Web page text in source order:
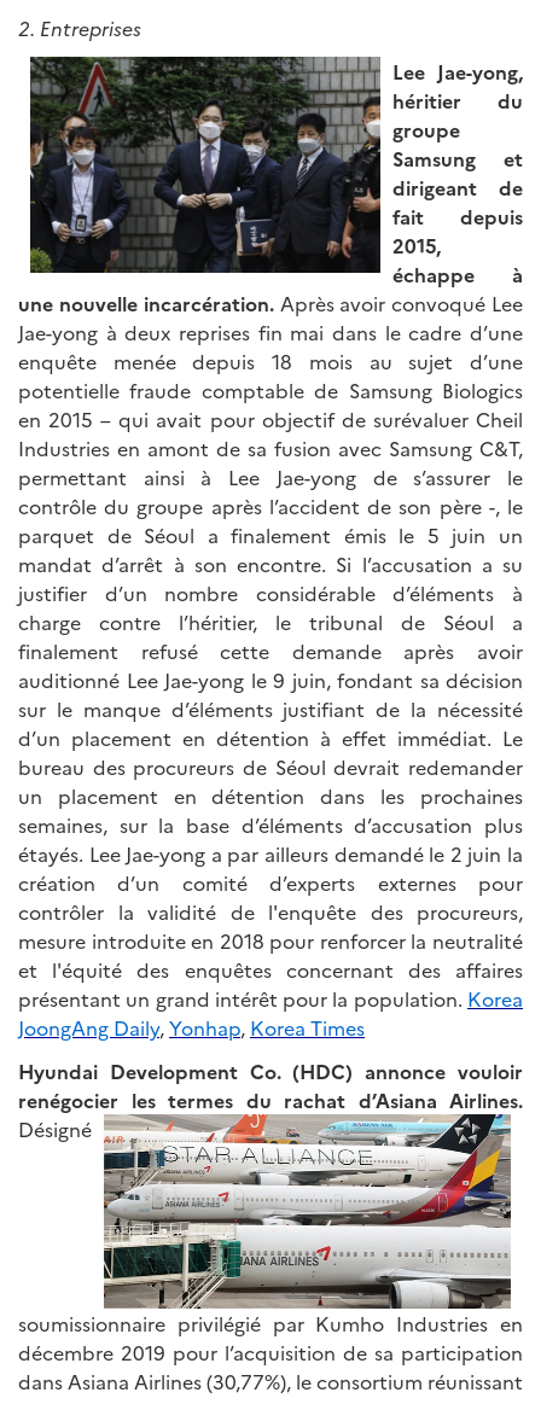
2. Entreprises
Lee Jae-yong,
héritier du
groupe
Samsung et
dirigeant de
fait depuis
2015,
échappe à
une nouvelle incarcération. Après avoir convoqué Lee
Jae-yong à deux reprises fin mai dans le cadre d’une
enquête menée depuis 18 mois au sujet d’une
potentielle fraude comptable de Samsung Biologics
en 2015 – qui avait pour objectif de surévaluer Cheil
Industries en amont de sa fusion avec Samsung C&T,
permettant ainsi à Lee Jae-yong de s’assurer le
contrôle du groupe après l’accident de son père -, le
parquet de Séoul a finalement émis le 5 juin un
mandat d’arrêt à son encontre. Si l’accusation a su
justifier d’un nombre considérable d’éléments à
charge contre l’héritier, le tribunal de Séoul a
finalement refusé cette demande après avoir
auditionné Lee Jae-yong le 9 juin, fondant sa décision
sur le manque d’éléments justifiant de la nécessité
d’un placement en détention à effet immédiat. Le
bureau des procureurs de Séoul devrait redemander
un placement en détention dans les prochaines
semaines, sur la base d’éléments d’accusation plus
étayés. Lee Jae-yong a par ailleurs demandé le 2 juin la
création d’un comité d’experts externes pour
contrôler la validité de l'enquête des procureurs,
mesure introduite en 2018 pour renforcer la neutralité
et l'équité des enquêtes concernant des affaires
présentant un grand intérêt pour la population. Korea
JoongAng Daily,Yonhap, Korea Times
Hyundai Development Co. (HDC) annonce vouloir
renégocier les termes du rachat d’Asiana Airlines.
Désigné
soumissionnaire privilégié par Kumho Industries en
décembre 2019 pour l’acquisition de sa participation
dans Asiana Airlines (30,77%), le consortium réunissant